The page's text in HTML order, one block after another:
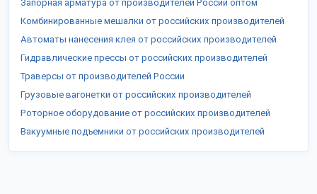
Запорная арматура от производителей России оптом
Комбинированные мешалки от российских производителей
Автоматы нанесения клея от российских производителей
Гидравлические прессы от российских производителей
Траверсы от производителей России
Грузовые вагонетки от российских производителей
Роторное оборудование от российских производителей
Вакуумные подъемники от российских производителей